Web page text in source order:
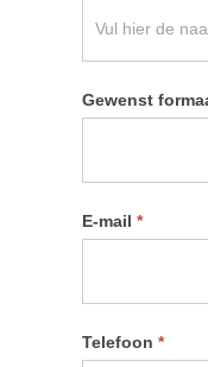
Gewenst
E-mail *
Telefoon *